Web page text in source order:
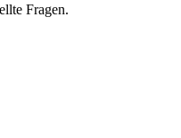
Fragen.